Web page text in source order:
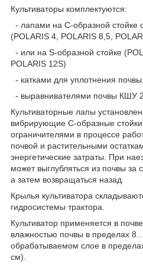
Культиваторы комплектуются:
- лапами на С-образной
(POLARIS 4, POLARIS 8,5,
- или на S-образной стойке
POLARIS 12S)
- катками для уплотнения почвы;
- выравнивателями почвы КШУ
Культиваторные лапы
вибрирующие С-образные
ограничителями в процессе
почвой и растительными
энергетические затраты. При
может выглубляться из почвы за
а затем возвращаться назад.
Крылья культиватора
гидросистемы трактора.
Культиватор применяется в
влажностью почвы в пределах
обрабатываемом слое в
см).